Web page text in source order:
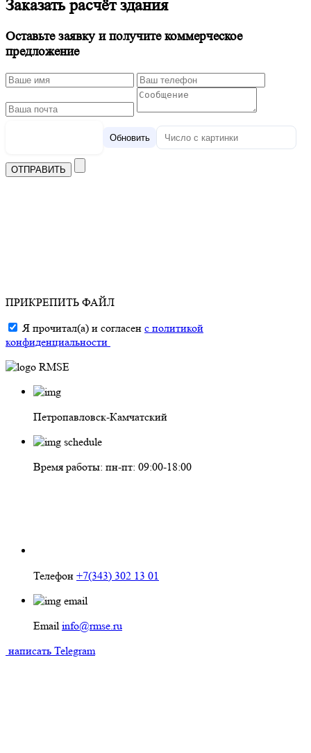
Заказать расчёт здания
Оставьте заявку и получите коммерческое
предложение
Обновить
ОТПРАВИТЬ
ПРИКРЕПИТЬ ФАЙЛ
Я прочитал(а) и согласен с политикой
конфиденциальности
Петропавловск-Камчатский
Время работы: пн-пт: 09:00-18:00
Телефон +7(343) 302 13 01
Emailinfo@rmse.ru
написать Telegram